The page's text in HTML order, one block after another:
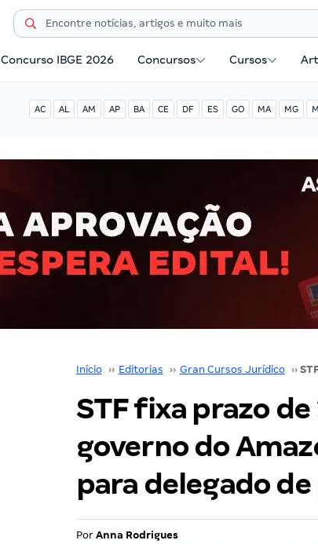
Concurso IBGE 2026 Concursos Cursos
AC AL AM AP BA CE DF ES GO MA MG
Início ›› Editorias ›› Gran Cursos Jurídico ››
STF fixa prazo
governo do
para delegado
Por Anna Rodrigues